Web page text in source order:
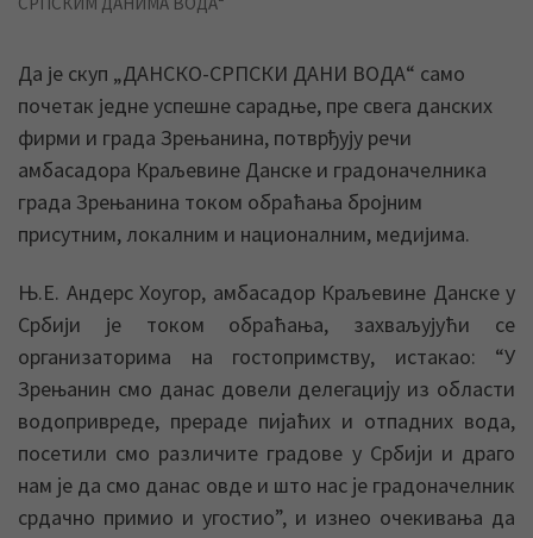
Да је скуп „ДАНСКО-СРПСКИ ДАНИ ВОДА“ само
почетак једне успешне сарадње, пре свега данских
фирми и града Зрењанина, потврђују речи
амбасадора Краљевине Данске и градоначелника
града Зрењанина током обраћања бројним
присутним, локалним и националним, медијима.
Њ.Е. Андерс Хоугор, амбасадор Краљевине Данске у
Србији је током обраћања, захваљујући се
организаторима на гостопримству, истакао: “У
Зрењанин смо данас довели делегациjу из области
водопривреде, прераде пиjаћих и отпадних вода,
посетили смо различите градове у Србиjи и драго
нам jе да смо данас овде и што нас jе градоначелник
срдачно примио и угостио”, и изнео очекивања да